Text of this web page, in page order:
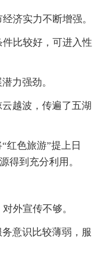
济实力不断增强。
比较好，可进入性
力强劲。
越波，传遍了五湖
色旅游”提上日
得到充分利用。
外宣传不够。
意识比较薄弱，服